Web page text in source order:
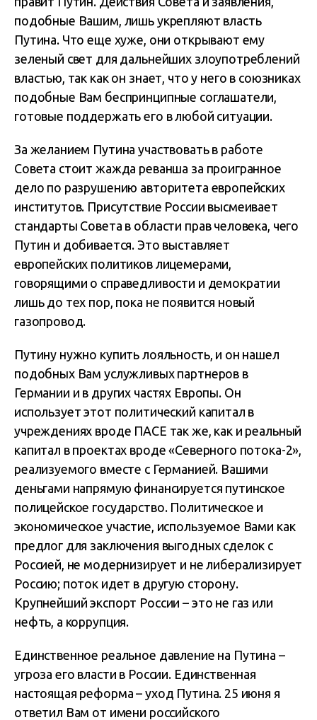
подобные Вашим, лишь укрепляют власть
Путина. Что еще хуже, они открывают ему
зеленый свет для дальнейших злоупотреблений
властью, так как он знает, что у него в союзниках
подобные Вам беспринципные соглашатели,
готовые поддержать его в любой ситуации.
За желанием Путина участвовать в работе
Совета стоит жажда реванша за проигранное
дело по разрушению авторитета европейских
институтов. Присутствие России высмеивает
стандарты Совета в области прав человека, чего
Путин и добивается. Это выставляет
европейских политиков лицемерами,
говорящими о справедливости и демократии
лишь до тех пор, пока не появится новый
газопровод.
Путину нужно купить лояльность, и он нашел
подобных Вам услужливых партнеров в
Германии и в других частях Европы. Он
использует этот политический капитал в
учреждениях вроде ПАСЕ так же, как и реальный
капитал в проектах вроде «Северного потока-2»,
реализуемого вместе с Германией. Вашими
деньгами напрямую финансируется путинское
полицейское государство. Политическое и
экономическое участие, используемое Вами как
предлог для заключения выгодных сделок с
Россией, не модернизирует и не либерализирует
Россию; поток идет в другую сторону.
Крупнейший экспорт России – это не газ или
нефть, а коррупция.
Единственное реальное давление на Путина –
угроза его власти в России. Единственная
настоящая реформа – уход Путина. 25 июня я
ответил Вам от имени российского